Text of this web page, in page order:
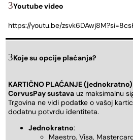
Youtube video
https://youtu.be/
Koje su opcije plaćanja?
KARTIČNO PLAĆANJE (jednokratno)
CorvusPay sustava uz maksimalnu
Trgovina ne vidi podatke o vašoj
dodatnu potvrdu identiteta.
Jednokratno:
Maestro, Visa,